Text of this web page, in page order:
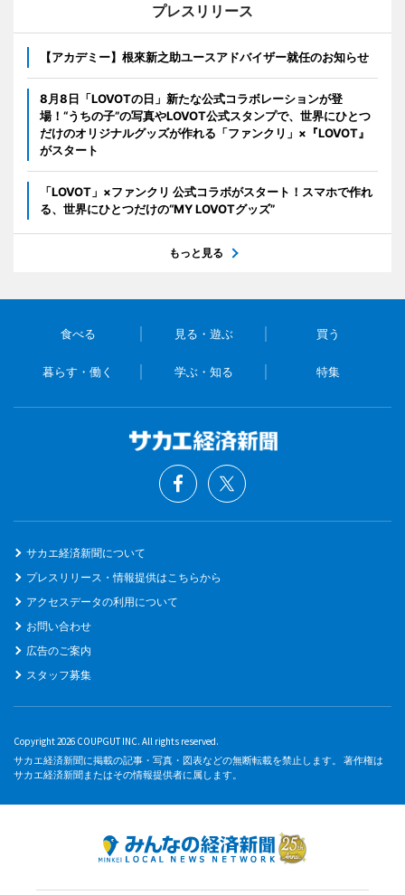
プレスリリース
【アカデミー】根來新之助ユースアドバイザー就任のお知らせ
8月8日「LOVOTの日」新たな公式コラボレーションが登
場！“うちの子”の写真やLOVOT公式スタンプで、世界にひとつ
だけのオリジナルグッズが作れる「ファンクリ」×『LOVOT』
がスタート
「LOVOT」×ファンクリ 公式コラボがスタート！スマホで作れ
る、世界にひとつだけの“MY LOVOTグッズ”
もっと見る
食べる 見る・遊ぶ 買う
暮らす・働く 学ぶ・知る 特集
サカエ経済新聞について
プレスリリース・情報提供はこちらから
アクセスデータの利用について
お問い合わせ
広告のご案内
スタッフ募集
Copyright 2026 COUPGUT INC. All rights reserved.
サカエ経済新聞に掲載の記事・写真・図表などの無断転載を禁止します。 著作権は
サカエ経済新聞またはその情報提供者に属します。